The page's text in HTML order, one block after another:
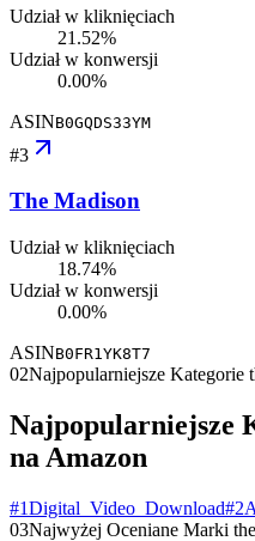
Udział w kliknięciach
21.52%
Udział w konwersji
0.00%
ASINB0GQDS33YM
#3
The Madison
Udział w kliknięciach
18.74%
Udział w konwersji
0.00%
ASINB0FR1YK8T7
02Najpopularniejsze Kategorie
Najpopularniejsze
na Amazon
#1Digital_Video_Download#2
03Najwyżej Oceniane Marki